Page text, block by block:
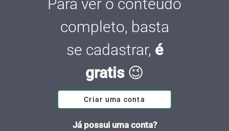
Para ver o conteúdo
completo, basta
se cadastrar, é
gratis😉
Criar uma conta
Já possui uma conta?